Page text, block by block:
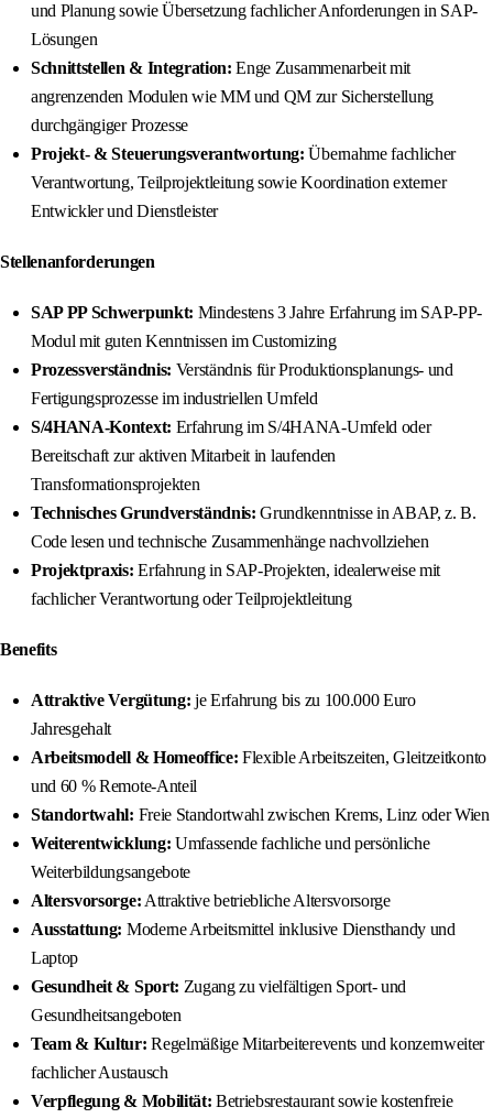
und Planung sowie Übersetzung fachlicher Anforderungen in SAP-
Lösungen
Schnittstellen & Integration: Enge Zusammenarbeit mit
angrenzenden Modulen wie MM und QM zur Sicherstellung
durchgängiger Prozesse
Projekt- & Steuerungsverantwortung: Übernahme fachlicher
Verantwortung, Teilprojektleitung sowie Koordination externer
Entwickler und Dienstleister
Stellenanforderungen
SAP PP Schwerpunkt: Mindestens 3 Jahre Erfahrung im SAP-PP-
Modul mit guten Kenntnissen im Customizing
Prozessverständnis: Verständnis für Produktionsplanungs- und
Fertigungsprozesse im industriellen Umfeld
S/4HANA-Kontext: Erfahrung im S/4HANA-Umfeld oder
Bereitschaft zur aktiven Mitarbeit in laufenden
Transformationsprojekten
Technisches Grundverständnis: Grundkenntnisse in ABAP, z. B.
Code lesen und technische Zusammenhänge nachvollziehen
Projektpraxis: Erfahrung in SAP-Projekten, idealerweise mit
fachlicher Verantwortung oder Teilprojektleitung
Benefits
Attraktive Vergütung: je Erfahrung bis zu 100.000 Euro
Jahresgehalt
Arbeitsmodell & Homeoffice: Flexible Arbeitszeiten, Gleitzeitkonto
und 60 % Remote-Anteil
Standortwahl: Freie Standortwahl zwischen Krems, Linz oder Wien
Weiterentwicklung: Umfassende fachliche und persönliche
Weiterbildungsangebote
Altersvorsorge: Attraktive betriebliche Altersvorsorge
Ausstattung: Moderne Arbeitsmittel inklusive Diensthandy und
Laptop
Gesundheit & Sport: Zugang zu vielfältigen Sport- und
Gesundheitsangeboten
Team & Kultur: Regelmäßige Mitarbeiterevents und konzernweiter
fachlicher Austausch
Verpflegung & Mobilität: Betriebsrestaurant sowie kostenfreie